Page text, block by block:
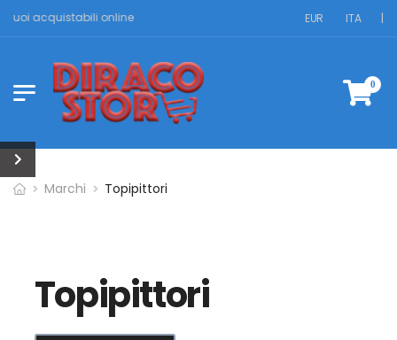
acquistabili online EUR ITA |
0
Marchi Topipittori
Topipittori